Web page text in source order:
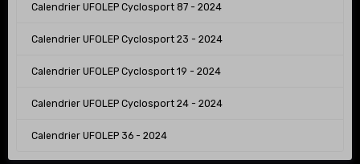
Calendrier UFOLEP Cyclosport 87 - 2024
Calendrier UFOLEP Cyclosport 23 - 2024
Calendrier UFOLEP Cyclosport 19 - 2024
Calendrier UFOLEP Cyclosport 24 - 2024
Calendrier UFOLEP 36 - 2024